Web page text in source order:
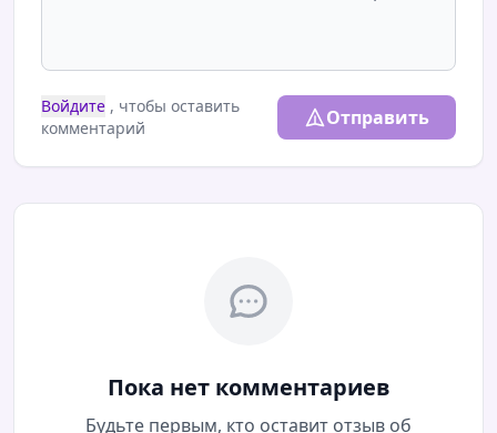
Войдите , чтобы оставить
комментарий
Отправить
Пока нет комментариев
Будьте первым, кто оставит отзыв об